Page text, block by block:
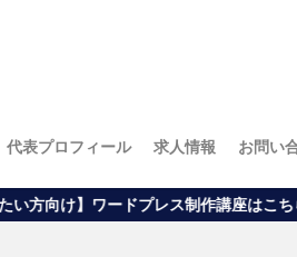
代表プロフィール 求人情報 お問い
制作講座はこちらをクリック▶